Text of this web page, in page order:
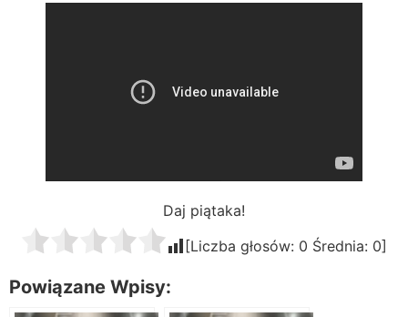
Daj piątaka!
[Liczba głosów: 0 Średnia: 0]
Powiązane Wpisy: